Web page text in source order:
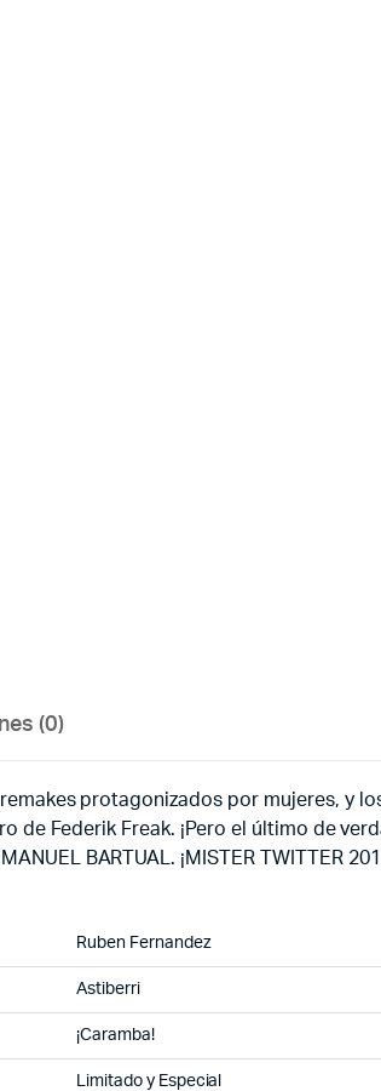
(0)
protagonizados por mujeres, y
Federik Freak. ¡Pero el último de
BARTUAL. ¡MISTER TWITTER
Ruben Fernandez
Astiberri
¡Caramba!
Limitado y Especial